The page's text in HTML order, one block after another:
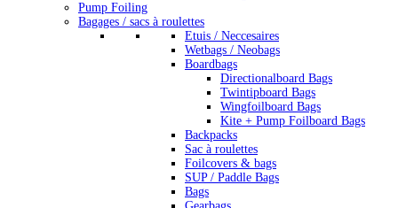
Pump Foiling
Bagages / sacs à roulettes
Etuis / Neccesaires
Wetbags / Neobags
Boardbags
Directionalboard Bags
Twintipboard Bags
Wingfoilboard Bags
Kite + Pump Foilboard Bags
Backpacks
Sac à roulettes
Foilcovers & bags
SUP / Paddle Bags
Bags